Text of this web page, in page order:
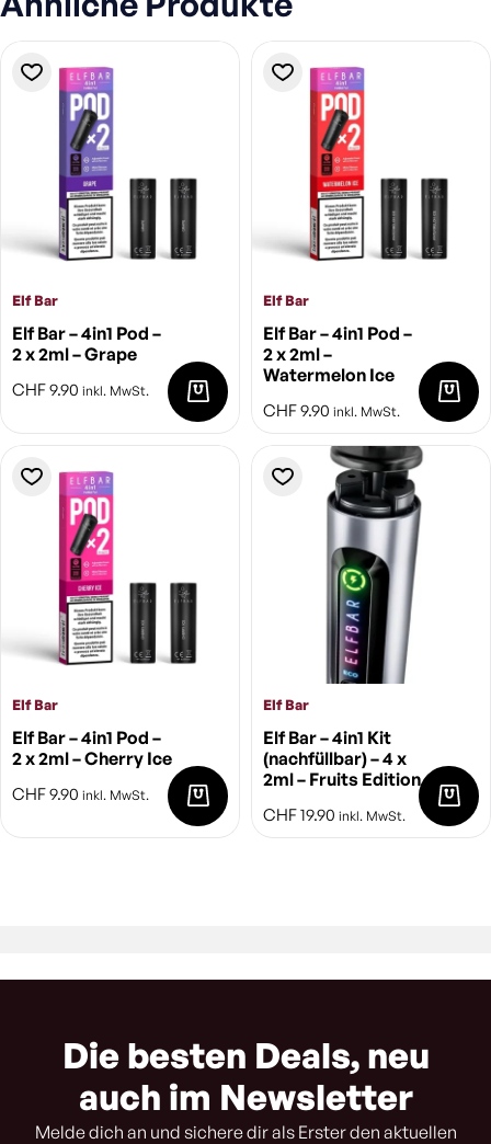
Elf Bar
Elf Bar – 4in1 Pod –
2 x 2ml – Grape
CHF9.90 inkl. MwSt.
Elf Bar
Elf Bar – 4in1 Pod –
2 x 2ml –
Watermelon Ice
CHF9.90 inkl. MwSt.
Elf Bar
Elf Bar – 4in1 Pod –
2 x 2ml – Cherry Ice
CHF9.90 inkl. MwSt.
Elf Bar
Elf Bar – 4in1 Kit
(nachfüllbar) – 4 x
2ml – Fruits Edition
CHF19.90 inkl. MwSt.
Die besten Deals, neu
auch im Newsletter
Melde dich an und sichere dir als Erster den aktuellen